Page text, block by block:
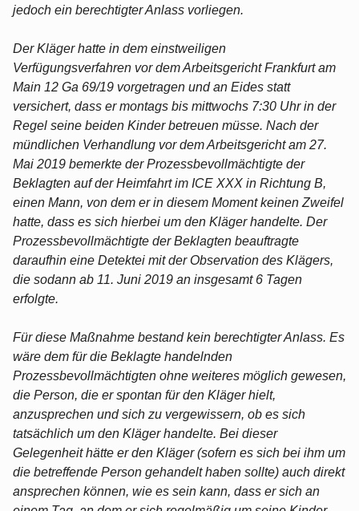
jedoch ein berechtigter Anlass vorliegen.
Der Kläger hatte in dem einstweiligen
Verfügungsverfahren vor dem Arbeitsgericht Frankfurt am
Main 12 Ga 69/19 vorgetragen und an Eides statt
versichert, dass er montags bis mittwochs 7:30 Uhr in der
Regel seine beiden Kinder betreuen müsse. Nach der
mündlichen Verhandlung vor dem Arbeitsgericht am 27.
Mai 2019 bemerkte der Prozessbevollmächtigte der
Beklagten auf der Heimfahrt im ICE XXX in Richtung B,
einen Mann, von dem er in diesem Moment keinen Zweifel
hatte, dass es sich hierbei um den Kläger handelte. Der
Prozessbevollmächtigte der Beklagten beauftragte
daraufhin eine Detektei mit der Observation des Klägers,
die sodann ab 11. Juni 2019 an insgesamt 6 Tagen
erfolgte.
Für diese Maßnahme bestand kein berechtigter Anlass. Es
wäre dem für die Beklagte handelnden
Prozessbevollmächtigten ohne weiteres möglich gewesen,
die Person, die er spontan für den Kläger hielt,
anzusprechen und sich zu vergewissern, ob es sich
tatsächlich um den Kläger handelte. Bei dieser
Gelegenheit hätte er den Kläger (sofern es sich bei ihm um
die betreffende Person gehandelt haben sollte) auch direkt
ansprechen können, wie es sein kann, dass er sich an